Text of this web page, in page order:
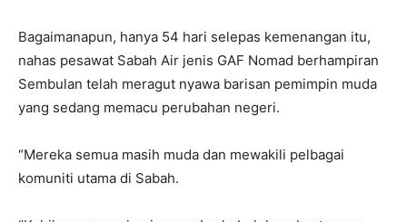
Bagaimanapun, hanya 54 hari selepas kemenangan itu,
nahas pesawat Sabah Air jenis GAF Nomad berhampiran
Sembulan telah meragut nyawa barisan pemimpin muda
yang sedang memacu perubahan negeri.
“Mereka semua masih muda dan mewakili pelbagai
komuniti utama di Sabah.